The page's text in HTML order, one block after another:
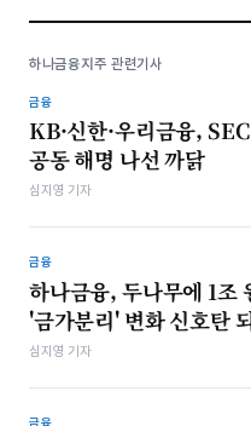
하나금융지주 관련기사
금융
KB·신한·우리금융,
공동 해명 나선 까닭
심지영 기자
금융
하나금융, 두나무에 1조
'금가분리' 변화 신호탄
심지영 기자
금융